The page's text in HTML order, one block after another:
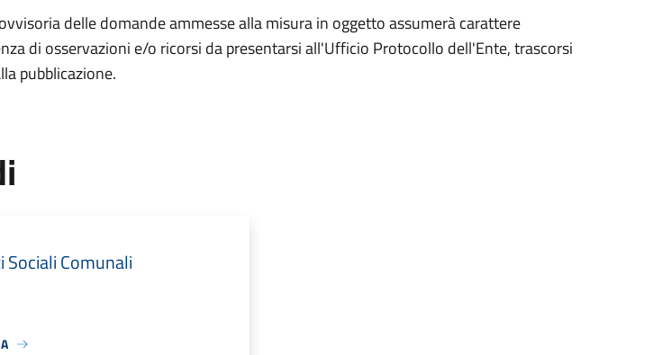
delle domande ammesse alla misura in oggetto assumerà carattere
di osservazioni e/o ricorsi da presentarsi all'Ufficio Protocollo dell'Ente, trascorsi
pubblicazione.
Sociali Comunali